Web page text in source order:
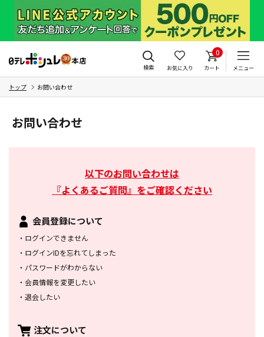
検索 お気に入り
0
カート メニュー
トップ お問い合わせ
お問い合わせ
以下のお問い合わせは
『よくあるご質問』をご確認ください
会員登録について
・ ログインできません
・ ログインIDを忘れてしまった
・ パスワードがわからない
・ 会員情報を変更したい
・ 退会したい
注文について